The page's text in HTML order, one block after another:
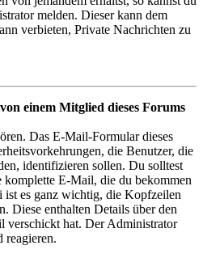
melden. Dieser kann dem
verbieten, Private Nachrichten zu
einem Mitglied dieses Forums
Das E-Mail-Formular dieses
die Benutzer, die
identifizieren sollen. Du solltest
E-Mail, die du bekommen
ist es ganz wichtig, die Kopfzeilen
Diese enthalten Details über den
verschickt hat. Der Administrator
reagieren.